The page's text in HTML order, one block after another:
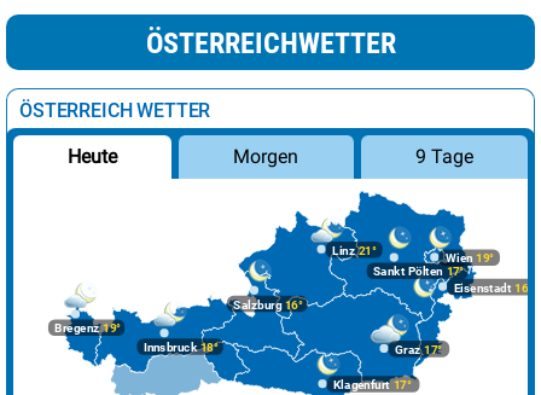
ÖSTERREICHWETTER
ÖSTERREICH WETTER
Heute Morgen 9 Tage
Bregenz19°
Graz17°
Innsbruck18°
Klagenfurt 17°
Linz21°
Salzburg16°
Wien 19°
Eisenstadt 16°
Sankt Pölten 17°